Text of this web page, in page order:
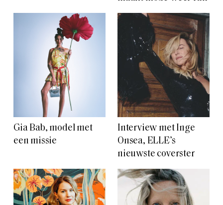
Gia Bab, model met
een missie
Interview met Inge
Onsea, ELLE’s
nieuwste coverster